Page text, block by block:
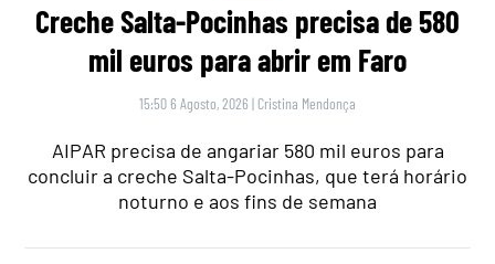
Creche Salta-Pocinhas precisa de 580
mil euros para abrir em Faro
15:50 6 Agosto, 2026 | Cristina Mendonça
AIPAR precisa de angariar 580 mil euros para
concluir a creche Salta-Pocinhas, que terá horário
noturno e aos fins de semana